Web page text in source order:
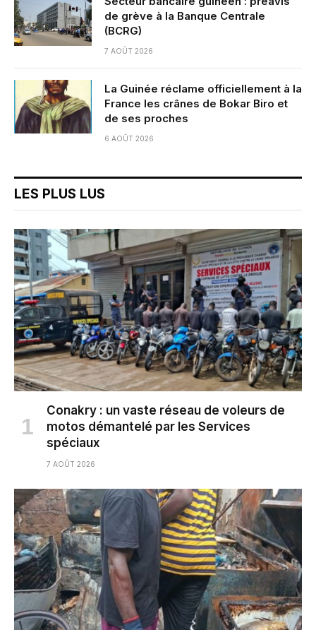
de grève à la Banque Centrale
(BCRG)
7 AOÛT 2026
La Guinée réclame officiellement à la
France les crânes de Bokar Biro et
de ses proches
6 AOÛT 2026
LES PLUS LUS
Conakry : un vaste réseau de voleurs de
motos démantelé par les Services
spéciaux
7 AOÛT 2026